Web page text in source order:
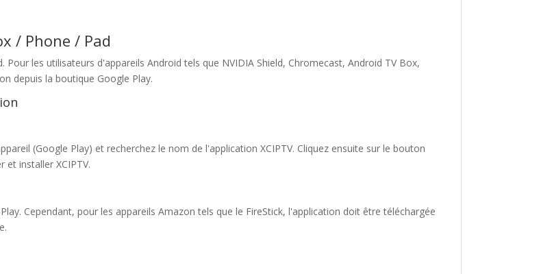
/ Phone / Pad
les utilisateurs d'appareils Android tels que NVIDIA Shield, Chromecast, Android TV Box,
depuis la boutique Google Play.
(Google Play) et recherchez le nom de l'application XCIPTV. Cliquez ensuite sur le bouton
installer XCIPTV.
Cependant, pour les appareils Amazon tels que le FireStick, l'application doit être téléchargée